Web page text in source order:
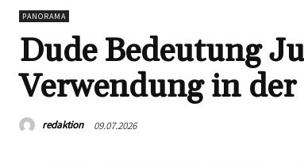
PANORAMA
Dude Bedeutung
Verwendung in
redaktion 09.07.2026